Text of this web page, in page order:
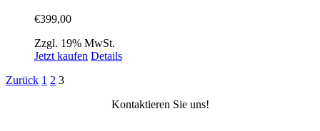
€399,00
Zzgl. 19% MwSt.
Jetzt kaufen Details
Zurück 1 2 3
Kontaktieren Sie uns!